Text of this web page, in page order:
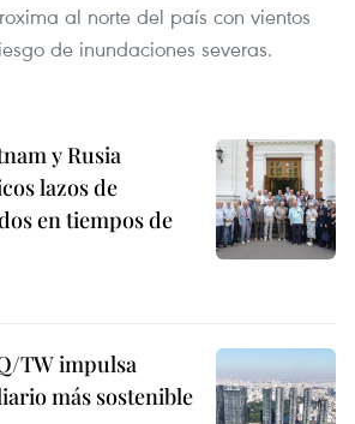
al norte del país con vientos
de inundaciones severas.
y Rusia
lazos de
en tiempos de
TW impulsa
más sostenible